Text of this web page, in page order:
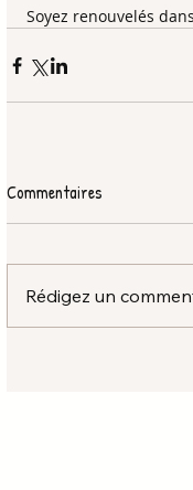
Soyez renouvelés
Commentaires
Rédigez un